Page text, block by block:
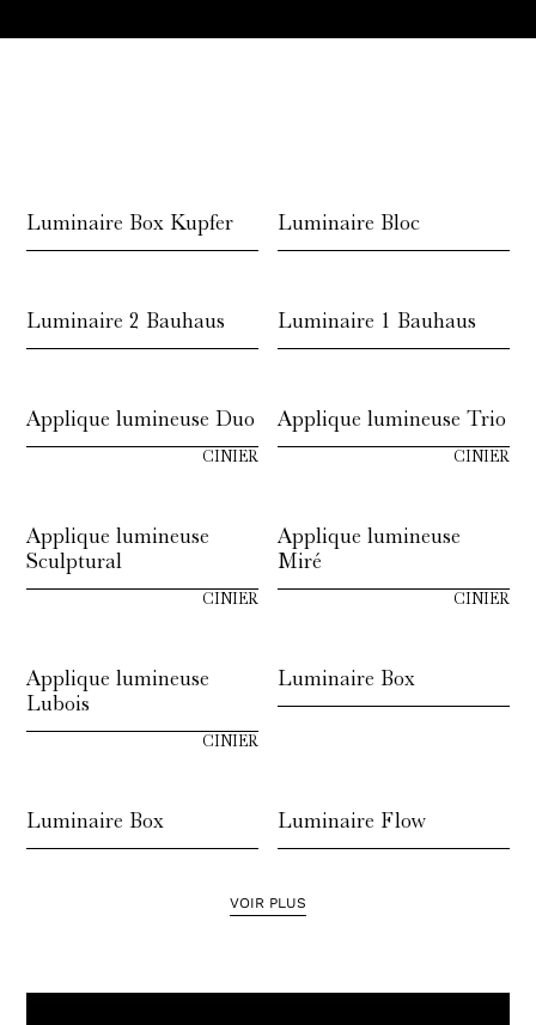
Luminaire Box Kupfer Luminaire Bloc
Luminaire 2 Bauhaus Luminaire 1 Bauhaus
Applique lumineuse Duo
CINIER
Applique lumineuse Trio
CINIER
Applique lumineuse
Sculptural
CINIER
Applique lumineuse
Miré
CINIER
Applique lumineuse
Lubois
CINIER
Luminaire Box
Luminaire Box Luminaire Flow
VOIR PLUS